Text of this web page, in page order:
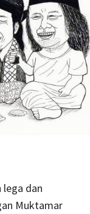
lega dan
Muktamar